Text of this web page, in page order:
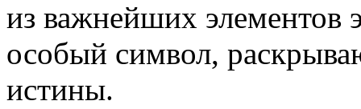
из важнейших элементов
особый символ,
истины.